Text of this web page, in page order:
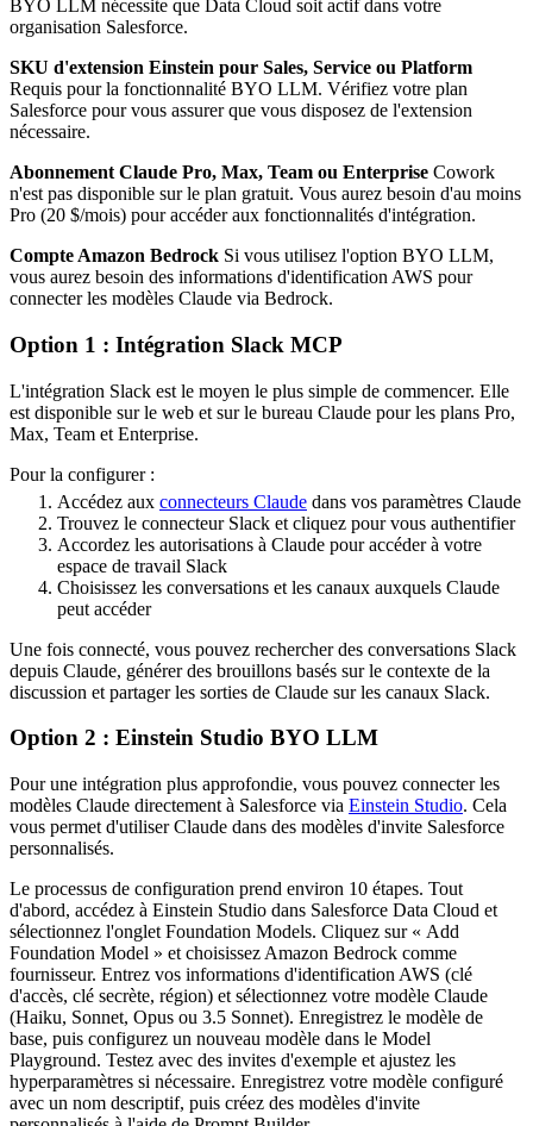
BYO LLM nécessite que Data Cloud soit actif dans votre
organisation Salesforce.
SKU d'extension Einstein pour Sales, Service ou Platform
Requis pour la fonctionnalité BYO LLM. Vérifiez votre plan
Salesforce pour vous assurer que vous disposez de l'extension
nécessaire.
Abonnement Claude Pro, Max, Team ou Enterprise Cowork
n'est pas disponible sur le plan gratuit. Vous aurez besoin d'au moins
Pro (20 $/mois) pour accéder aux fonctionnalités d'intégration.
Compte Amazon Bedrock Si vous utilisez l'option BYO LLM,
vous aurez besoin des informations d'identification AWS pour
connecter les modèles Claude via Bedrock.
Option 1 : Intégration Slack MCP
L'intégration Slack est le moyen le plus simple de commencer. Elle
est disponible sur le web et sur le bureau Claude pour les plans Pro,
Max, Team et Enterprise.
Pour la configurer :
Accédez aux connecteurs Claude dans vos paramètres Claude
Trouvez le connecteur Slack et cliquez pour vous authentifier
Accordez les autorisations à Claude pour accéder à votre
espace de travail Slack
Choisissez les conversations et les canaux auxquels Claude
peut accéder
Une fois connecté, vous pouvez rechercher des conversations Slack
depuis Claude, générer des brouillons basés sur le contexte de la
discussion et partager les sorties de Claude sur les canaux Slack.
Option 2 : Einstein Studio BYO LLM
Pour une intégration plus approfondie, vous pouvez connecter les
modèles Claude directement à Salesforce via Einstein Studio. Cela
vous permet d'utiliser Claude dans des modèles d'invite Salesforce
personnalisés.
Le processus de configuration prend environ 10 étapes. Tout
d'abord, accédez à Einstein Studio dans Salesforce Data Cloud et
sélectionnez l'onglet Foundation Models. Cliquez sur « Add
Foundation Model » et choisissez Amazon Bedrock comme
fournisseur. Entrez vos informations d'identification AWS (clé
d'accès, clé secrète, région) et sélectionnez votre modèle Claude
(Haiku, Sonnet, Opus ou 3.5 Sonnet). Enregistrez le modèle de
base, puis configurez un nouveau modèle dans le Model
Playground. Testez avec des invites d'exemple et ajustez les
hyperparamètres si nécessaire. Enregistrez votre modèle configuré
avec un nom descriptif, puis créez des modèles d'invite